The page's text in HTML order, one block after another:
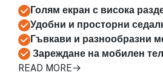
Голям екран с висока
Удобни и просторни
Гъвкави и разнообразни
Зареждане на мобилен
READ MORE→